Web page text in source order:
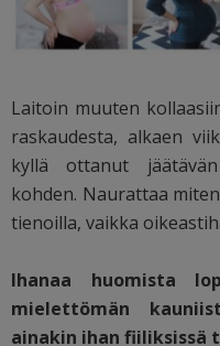
Laitoin muuten
raskaudesta, alkaen
kyllä ottanut
kohden. Naurattaa
tienoilla, vaikka
Ihanaa huomista
mielettömän
ainakin ihan fiiliksissä